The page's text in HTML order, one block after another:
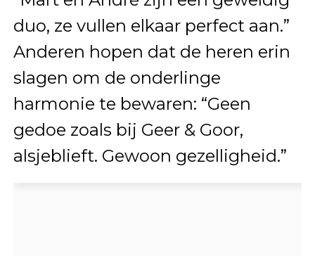
duo, ze vullen elkaar perfect aan.”
Anderen hopen dat de heren erin
slagen om de onderlinge
harmonie te bewaren: “Geen
gedoe zoals bij Geer & Goor,
alsjeblieft. Gewoon gezelligheid.”